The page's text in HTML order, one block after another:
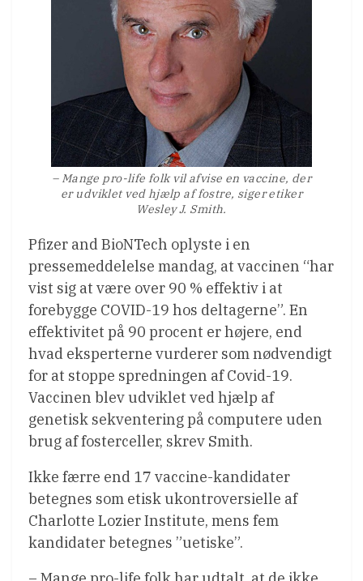
– Mange pro-life folk vil afvise en vaccine, der
er udviklet ved hjælp af fostre, siger etiker
Wesley J. Smith.
Pfizer and BioNTech oplyste i en
pressemeddelelse mandag, at vaccinen “har
vist sig at være over 90 % effektiv i at
forebygge COVID-19 hos deltagerne”. En
effektivitet på 90 procent er højere, end
hvad eksperterne vurderer som nødvendigt
for at stoppe spredningen af Covid-19.
Vaccinen blev udviklet ved hjælp af
genetisk sekventering på computere uden
brug af fosterceller, skrev Smith.
Ikke færre end 17 vaccine-kandidater
betegnes som etisk ukontroversielle af
Charlotte Lozier Institute, mens fem
kandidater betegnes ”uetiske”.